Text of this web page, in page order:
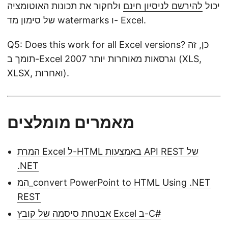
יכול להירשם לניסיון חינם ולחקור את תכונות האוטומציה
של סימון מד watermarks ו- Excel.
Q5: Does this work for all Excel versions? כן, זה
תומך ב-Excel 2007 וגרסאות מאוחרות יותר (XLS,
XLSX, ואחרות).
מאמרים מומלצים
המרת Excel ל-HTML באמצעות API REST של
.NET
המ_convert PowerPoint to HTML Using .NET
REST
אבטחת סיסמה של קובץ Excel ב-C#